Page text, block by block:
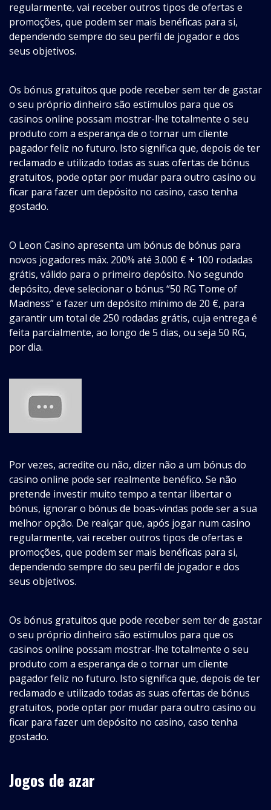
regularmente, vai receber outros tipos de ofertas e
promoções, que podem ser mais benéficas para si,
dependendo sempre do seu perfil de jogador e dos
seus objetivos.
Os bónus gratuitos que pode receber sem ter de gastar
o seu próprio dinheiro são estímulos para que os
casinos online possam mostrar-lhe totalmente o seu
produto com a esperança de o tornar um cliente
pagador feliz no futuro. Isto significa que, depois de ter
reclamado e utilizado todas as suas ofertas de bónus
gratuitos, pode optar por mudar para outro casino ou
ficar para fazer um depósito no casino, caso tenha
gostado.
O Leon Casino apresenta um bónus de bónus para
novos jogadores máx. 200% até 3.000 € + 100 rodadas
grátis, válido para o primeiro depósito. No segundo
depósito, deve selecionar o bónus “50 RG Tome of
Madness” e fazer um depósito mínimo de 20 €, para
garantir um total de 250 rodadas grátis, cuja entrega é
feita parcialmente, ao longo de 5 dias, ou seja 50 RG,
por dia.
Por vezes, acredite ou não, dizer não a um bónus do
casino online pode ser realmente benéfico. Se não
pretende investir muito tempo a tentar libertar o
bónus, ignorar o bónus de boas-vindas pode ser a sua
melhor opção. De realçar que, após jogar num casino
regularmente, vai receber outros tipos de ofertas e
promoções, que podem ser mais benéficas para si,
dependendo sempre do seu perfil de jogador e dos
seus objetivos.
Os bónus gratuitos que pode receber sem ter de gastar
o seu próprio dinheiro são estímulos para que os
casinos online possam mostrar-lhe totalmente o seu
produto com a esperança de o tornar um cliente
pagador feliz no futuro. Isto significa que, depois de ter
reclamado e utilizado todas as suas ofertas de bónus
gratuitos, pode optar por mudar para outro casino ou
ficar para fazer um depósito no casino, caso tenha
gostado.
Jogos de azar